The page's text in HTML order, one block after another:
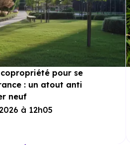
pour se
: un atout anti
neuf
à 12h05